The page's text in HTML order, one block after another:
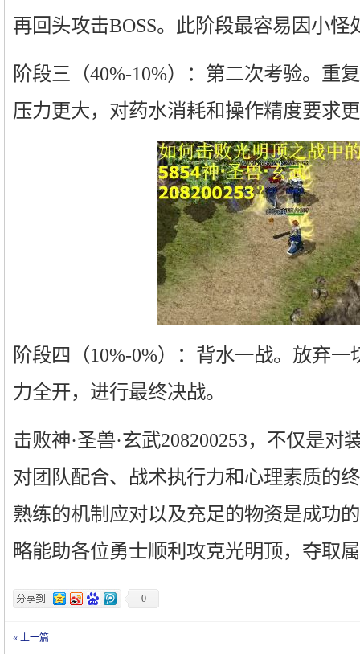
再回头攻击BOSS。此阶段最容易因小怪
阶段三（40%-10%）：第二次考验。重
压力更大，对药水消耗和操作精度要求
阶段四（10%-0%）：背水一战。放弃
力全开，进行最终决战。
击败神·圣兽·玄武208200253，不仅是对
对团队配合、战术执行力和心理素质的
熟练的机制应对以及充足的物资是成功
略能助各位勇士顺利攻克光明顶，夺取
0
« 上一篇